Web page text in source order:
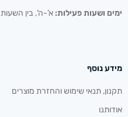
ימים ושעות פעילות: א’-ה’, בין השעות 08:30-16:30
מידע נוסף
תקנון, תנאי שימוש והחזרת מוצרים
אודותנו